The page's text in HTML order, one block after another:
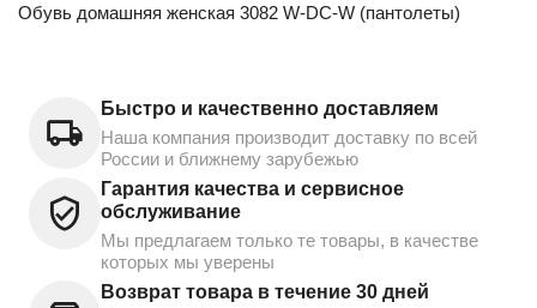
Обувь домашняя женская 3082 W-DC-W (пантолеты)
Быстро и качественно доставляем
Наша компания производит доставку по всей
России и ближнему зарубежью
Гарантия качества и сервисное
обслуживание
Мы предлагаем только те товары, в качестве
которых мы уверены
Возврат товара в течение 30 дней